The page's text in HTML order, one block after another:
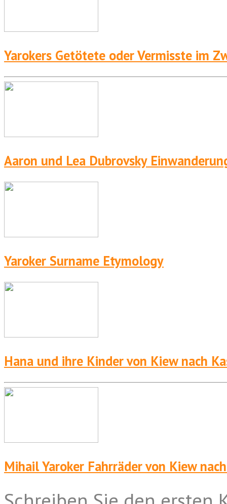
Yarokers Getötete oder Vermisste im
Aaron und Lea Dubrovsky
Yaroker Surname Etymology
Hana und ihre Kinder von Kiew nach
Mihail Yaroker Fahrräder von Kiew